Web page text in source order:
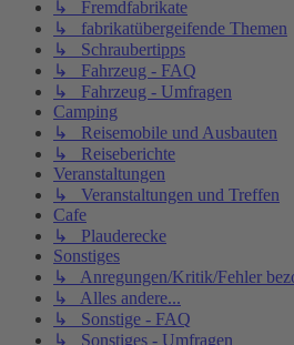
↳ Fremdfabrikate
↳ fabrikatübergeifende Themen
↳ Schraubertipps
↳ Fahrzeug - FAQ
↳ Fahrzeug - Umfragen
Camping
↳ Reisemobile und Ausbauten
↳ Reiseberichte
Veranstaltungen
↳ Veranstaltungen und Treffen
Cafe
↳ Plauderecke
Sonstiges
↳ Anregungen/Kritik/Fehler
↳ Alles andere...
↳ Sonstige - FAQ
↳ Sonstiges - Umfragen